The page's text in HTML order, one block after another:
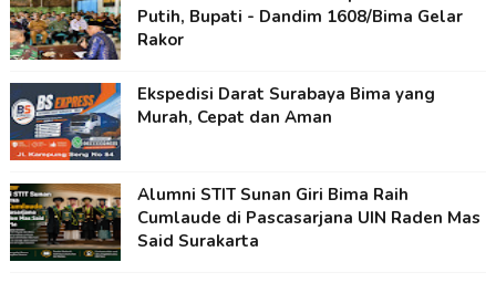
Putih, Bupati - Dandim 1608/Bima Gelar
Rakor
Ekspedisi Darat Surabaya Bima yang
Murah, Cepat dan Aman
Alumni STIT Sunan Giri Bima Raih
Cumlaude di Pascasarjana UIN Raden Mas
Said Surakarta